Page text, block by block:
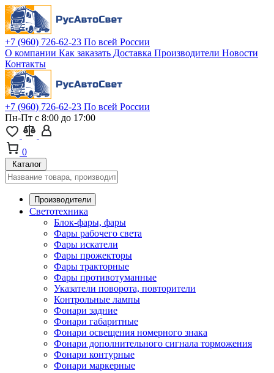
+7 (960) 726-62-23 По всей России
О компании Как заказать Доставка Производители Новости
Контакты
+7 (960) 726-62-23 По всей России
Пн-Пт с 8:00 до 17:00
0
Каталог
Производители
Светотехника
Блок-фары, фары
Фары рабочего света
Фары искатели
Фары прожекторы
Фары тракторные
Фары противотуманные
Указатели поворота, повторители
Контрольные лампы
Фонари задние
Фонари габаритные
Фонари освещения номерного знака
Фонари дополнительного сигнала торможения
Фонари контурные
Фонари маркерные